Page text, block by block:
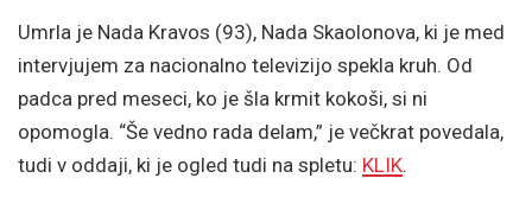
Umrla je Nada Kravos (93), Nada Skaolonova, ki je med
intervjujem za nacionalno televizijo spekla kruh. Od
padca pred meseci, ko je šla krmit kokoši, si ni
opomogla. “Še vedno rada delam,” je večkrat povedala,
tudi v oddaji, ki je ogled tudi na spletu: KLIK.